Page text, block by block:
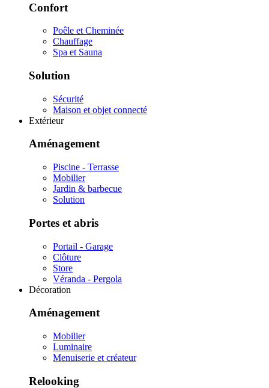
Confort
Poêle et Cheminée
Chauffage
Spa et Sauna
Solution
Sécurité
Maison et objet connecté
Extérieur
Aménagement
Piscine - Terrasse
Mobilier
Jardin & barbecue
Solution
Portes et abris
Portail - Garage
Clôture
Store
Véranda - Pergola
Décoration
Aménagement
Mobilier
Luminaire
Menuiserie et créateur
Relooking